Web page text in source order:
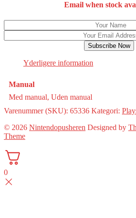
Email when stock
Subscribe Now
Yderligere information
Manual
Med manual, Uden manual
Varenummer (SKU): 65336 Kategori:
© 2026 Nintendopusheren Designed by
Theme
0